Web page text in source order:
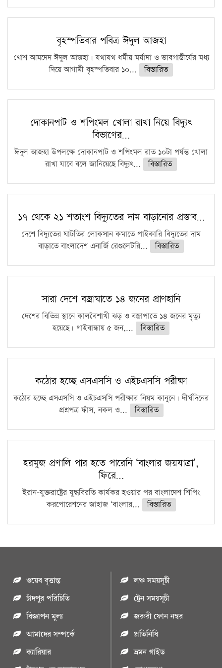
বৃহস্পতিবার পবিত্র ঈদুল আজহা
খোশ আমদেদ ঈদুল আজহা। যথাযথ ধর্মীয় মর্যাদা ও ভাবগাম্ভীর্যের মধ্য
দিয়ে আগামী বৃহস্পতিবার ১০...
বিস্তারিত
দোকানপাট ও শপিংমল খোলা রাখা নিয়ে বিদ্যুৎ
বিভাগের…
ঈদুল আজহা উপলক্ষে দোকানপাট ও শপিংমল রাত ১০টা পর্যন্ত খোলা
রাখা যাবে বলে জানিয়েছে বিদ্যুৎ...
বিস্তারিত
১৭ থেকে ২১ শতাংশ বিদ্যুতের দাম বাড়ানোর প্রস্তাব…
দেশে বিদ্যুতের ঘাটতির লোকসান কমাতে পাইকারি বিদ্যুতের দাম
বাড়াতে বাংলাদেশ এনার্জি রেগুলেটরি...
বিস্তারিত
সারা দেশে বজ্রাঘাতে ১৪ জনের প্রাণহানি
দেশের বিভিন্ন স্থানে কালবৈশাখী ঝড় ও বজ্রাপাতে ১৪ জনের মৃত্যু
হয়েছে। গাইবান্ধায় ৫ জন,...
বিস্তারিত
কঠোর হচ্ছে এসএসসি ও এইচএসসি পরীক্ষা
কঠোর হচ্ছে এসএসসি ও এইচএসসি পরীক্ষার নিয়ম কানুনে। দীর্ঘদিনের
প্রশ্নপত্র ফাঁস, নকল ও...
বিস্তারিত
হরমুজ প্রণালি পার হতে পারেনি ‘বাংলার জয়যাত্রা’,
ফিরে…
ইরান-যুক্তরাষ্ট্রের যুদ্ধবিরতি কার্যকর হওয়ার পর বাংলাদেশ শিপিং
করপোরেশনের জাহাজ ‘বাংলার...
বিস্তারিত
ওয়েব বৃত্তান্ত
চাঁদপুর পরিচিতি
বিজ্ঞাপন মুল্য
আমাদের সম্পর্কে
ক্যারিয়ার
লঞ্চ সময়সূচী
ট্রেন সময়সূচী
জরুরী ফোন নম্বর
প্রতিনিধি
ভ্রমন গাইড